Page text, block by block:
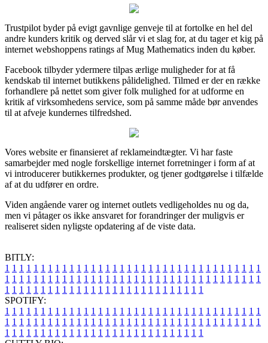
Trustpilot byder på evigt gavnlige genveje til at fortolke en hel del
andre kunders kritik og derved slår vi et slag for, at du tager et kig på
internet webshoppens ratings af Mug Mathematics inden du køber.
Facebook tilbyder ydermere tilpas ærlige muligheder for at få
kendskab til internet butikkens pålidelighed. Tilmed er der en række
forhandlere på nettet som giver folk mulighed for at udforme en
kritik af virksomhedens service, som på samme måde bør anvendes
til at afveje kundernes tilfredshed.
Vores website er finansieret af reklameindtægter. Vi har faste
samarbejder med nogle forskellige internet forretninger i form af at
vi introducerer butikkernes produkter, og tjener godtgørelse i tilfælde
af at du udfører en ordre.
Viden angående varer og internet outlets vedligeholdes nu og da,
men vi påtager os ikke ansvaret for forandringer der muligvis er
realiseret siden nyligste opdatering af de viste data.
BITLY:
1 1 1 1 1 1 1 1 1 1 1 1 1 1 1 1 1 1 1 1 1 1 1 1 1 1 1 1 1 1 1 1 1 1 1 1
1 1 1 1 1 1 1 1 1 1 1 1 1 1 1 1 1 1 1 1 1 1 1 1 1 1 1 1 1 1 1 1 1 1 1 1
1 1 1 1 1 1 1 1 1 1 1 1 1 1 1 1 1 1 1 1 1 1 1 1 1 1 1 1
SPOTIFY:
1 1 1 1 1 1 1 1 1 1 1 1 1 1 1 1 1 1 1 1 1 1 1 1 1 1 1 1 1 1 1 1 1 1 1 1
1 1 1 1 1 1 1 1 1 1 1 1 1 1 1 1 1 1 1 1 1 1 1 1 1 1 1 1 1 1 1 1 1 1 1 1
1 1 1 1 1 1 1 1 1 1 1 1 1 1 1 1 1 1 1 1 1 1 1 1 1 1 1 1